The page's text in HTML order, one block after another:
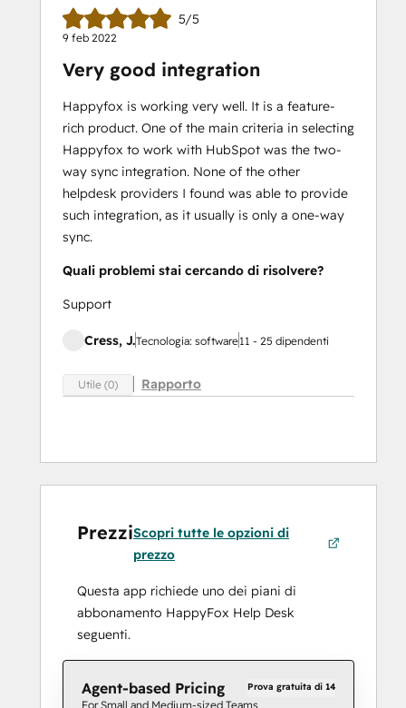
5/5
9 feb 2022
Very good integration
Happyfox is working very well. It is a feature-
rich product. One of the main criteria in selecting
Happyfox to work with HubSpot was the two-
way sync integration. None of the other
helpdesk providers I found was able to provide
such integration, as it usually is only a one-way
sync.
Quali problemi stai cercando di risolvere?
Support
Cress, J.Tecnologia: software11 - 25 dipendenti
Utile (0) Rapporto
PrezziScopri tutte le opzioni di
prezzo
Questa app richiede uno dei piani di
abbonamento HappyFox Help Desk
seguenti.
Agent-based Pricing Prova gratuita di 14
For Small and Medium-sized Teams